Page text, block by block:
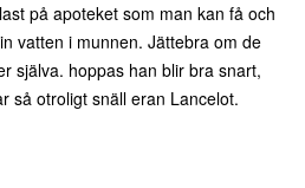
på apoteket som man kan få och
vatten i munnen. Jättebra om de
själva. hoppas han blir bra snart,
så otroligt snäll eran Lancelot.